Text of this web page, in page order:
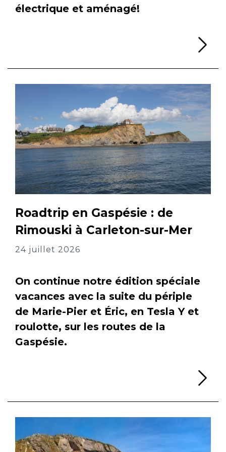
électrique et aménagé!
Roadtrip en Gaspésie : de
Rimouski à Carleton-sur-Mer
24 juillet 2026
On continue notre édition spéciale
vacances avec la suite du périple
de Marie-Pier et Éric, en Tesla Y et
roulotte, sur les routes de la
Gaspésie.